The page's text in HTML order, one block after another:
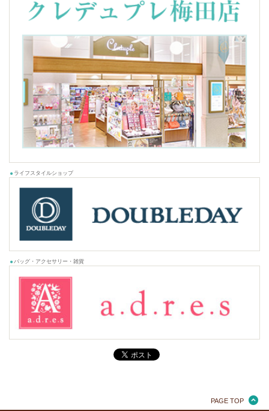
ライフスタイルショップ
バッグ・アクセサリー・雑貨
PAGE TOP